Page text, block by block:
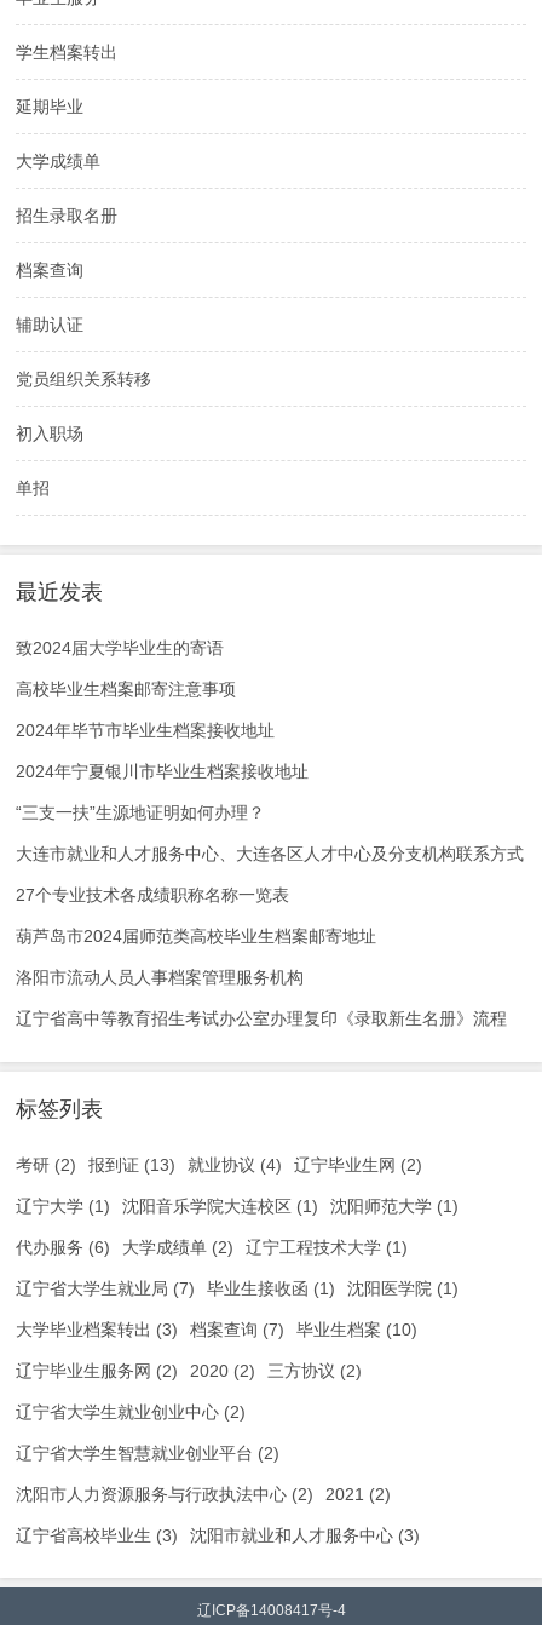
学生档案转出
延期毕业
大学成绩单
招生录取名册
档案查询
辅助认证
党员组织关系转移
初入职场
单招
最近发表
致2024届大学毕业生的寄语
高校毕业生档案邮寄注意事项
2024年毕节市毕业生档案接收地址
2024年宁夏银川市毕业生档案接收地址
“三支一扶”生源地证明如何办理？
大连市就业和人才服务中心、大连各区人才中心及分支机构联系方式
27个专业技术各成绩职称名称一览表
葫芦岛市2024届师范类高校毕业生档案邮寄地址
洛阳市流动人员人事档案管理服务机构
辽宁省高中等教育招生考试办公室办理复印《录取新生名册》流程
标签列表
考研 (2) 报到证 (13) 就业协议 (4) 辽宁毕业生网 (2)
辽宁大学 (1) 沈阳音乐学院大连校区 (1) 沈阳师范大学 (1)
代办服务 (6) 大学成绩单 (2) 辽宁工程技术大学 (1)
辽宁省大学生就业局 (7) 毕业生接收函 (1) 沈阳医学院 (1)
大学毕业档案转出 (3) 档案查询 (7) 毕业生档案 (10)
辽宁毕业生服务网 (2) 2020 (2) 三方协议 (2)
辽宁省大学生就业创业中心 (2)
辽宁省大学生智慧就业创业平台 (2)
沈阳市人力资源服务与行政执法中心 (2) 2021 (2)
辽宁省高校毕业生 (3) 沈阳市就业和人才服务中心 (3)
辽ICP备14008417号-4